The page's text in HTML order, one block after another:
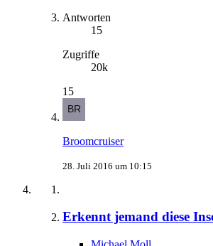
Antworten
15
Zugriffe
20k
15
Broomcruiser
28. Juli 2016 um 10:15
Erkennt jemand diese